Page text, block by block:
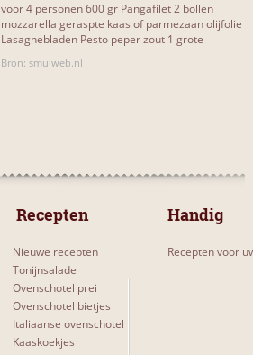
voor 4 personen 600 gr Pangafilet 2 bollen
mozzarella geraspte kaas of parmezaan olijfolie
Lasagnebladen Pesto peper zout 1 grote
Bron: smulweb.nl
Recepten
Nieuwe recepten
Tonijnsalade
Ovenschotel prei
Ovenschotel bietjes
Italiaanse ovenschotel
Kaaskoekjes
Handig
Recepten voor